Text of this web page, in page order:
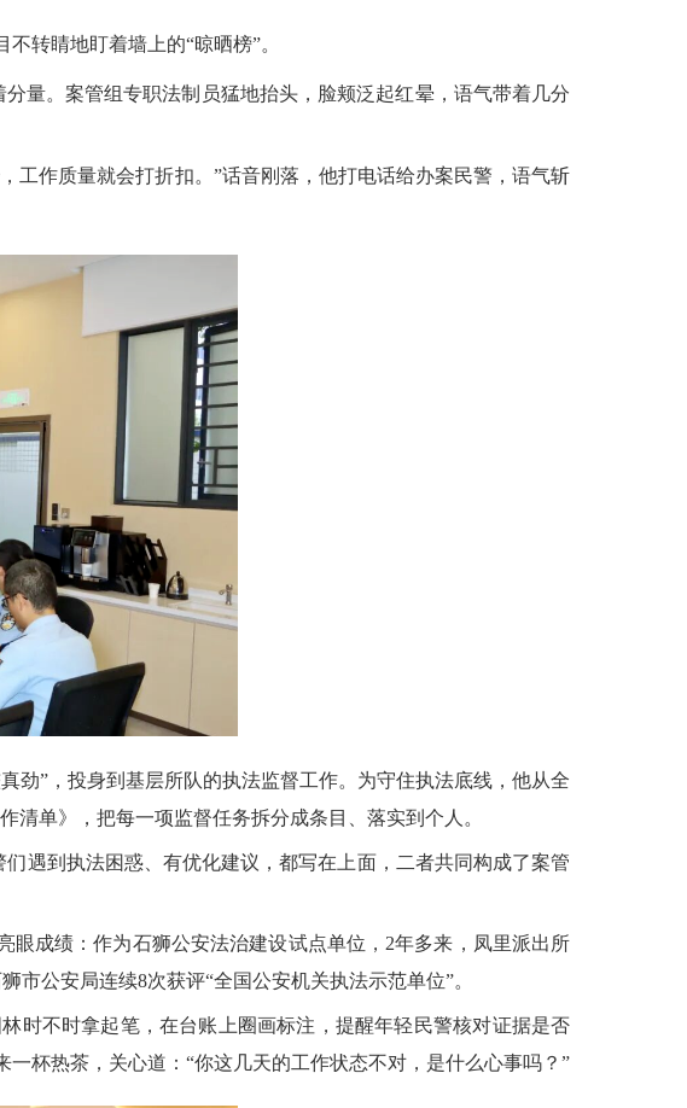
转睛地盯着墙上的“晾晒榜”。
量。案管组专职法制员猛地抬头，脸颊泛起红晕，语气带着几分
作质量就会打折扣。”话音刚落，他打电话给办案民警，语气斩
”，投身到基层所队的执法监督工作。为守住执法底线，他从全
清单》，把每一项监督任务拆分成条目、落实到个人。
到执法困惑、有优化建议，都写在上面，二者共同构成了案管
成绩：作为石狮公安法治建设试点单位，2年多来，凤里派出所
公安局连续8次获评“全国公安机关执法示范单位”。
不时拿起笔，在台账上圈画标注，提醒年轻民警核对证据是否
杯热茶，关心道：“你这几天的工作状态不对，是什么心事吗？”